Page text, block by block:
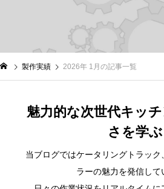
製作実績 2026年 1月の記事一覧
魅力的な次世代キッ
さを学ぶ
当ブログではケータリングトラッ
ラーの魅力を発信して